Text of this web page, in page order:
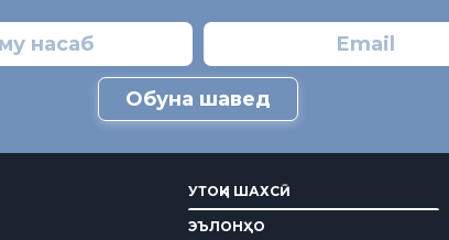
Обуна шавед
УТОҚИ ШАХСӢ
ЭЪЛОНҲО